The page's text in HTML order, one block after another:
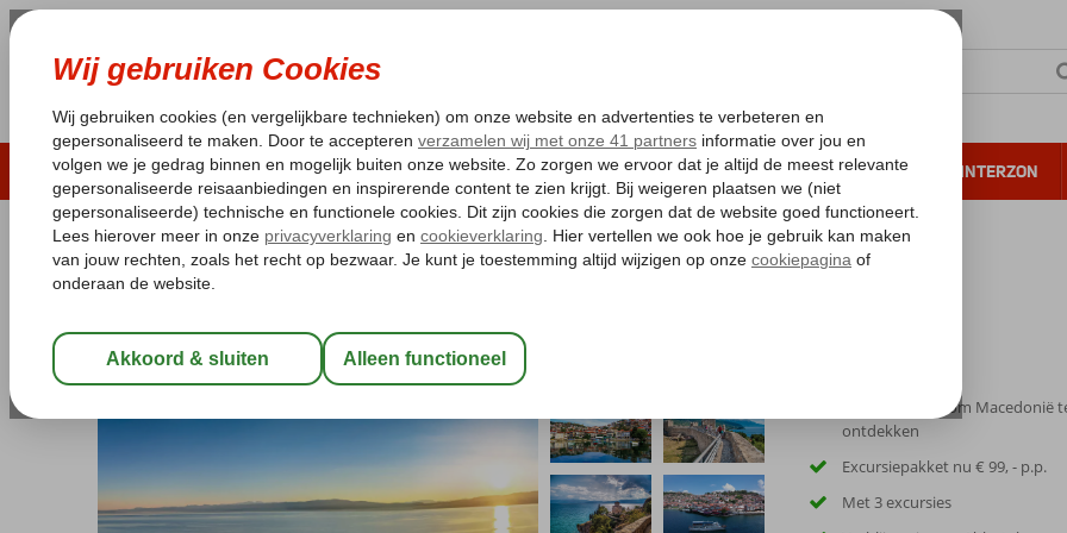
LAST MINUTE ZOMER 2026 ZONVAKANTIE VERRE REIZEN ALL INCLUSIVE WINTERZON
Pakketgarantie Laagsteprijsgarantie* Gratis annuleren*
Home
Macedonië Meer van Ohrid
Excursiereis Macedonië 4*
Logies en ontbijt- Hotel
Unieke manier om Macedonië
ontdekken
Excursiepakket nu € 99, - p.p.
Met 3 excursies